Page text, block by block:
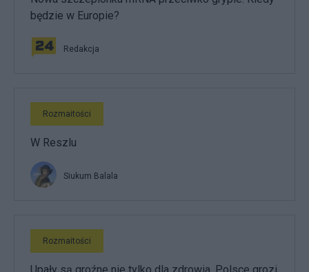
będzie w Europie?
Redakcja
Rozmaitości
W Reszlu
Siukum Balala
Rozmaitości